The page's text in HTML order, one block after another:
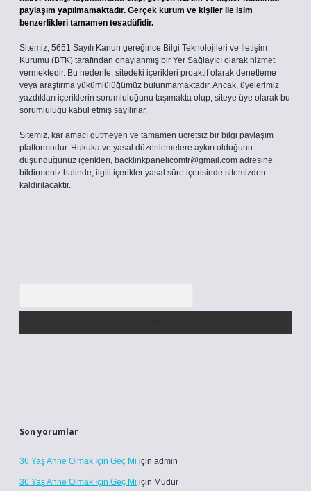
paylaşım yapılmamaktadır. Gerçek kurum ve kişiler ile isim
benzerlikleri tamamen tesadüfidir.
Sitemiz, 5651 Sayılı Kanun gereğince Bilgi Teknolojileri ve İletişim
Kurumu (BTK) tarafından onaylanmış bir Yer Sağlayıcı olarak hizmet
vermektedir. Bu nedenle, sitedeki içerikleri proaktif olarak denetleme
veya araştırma yükümlülüğümüz bulunmamaktadır. Ancak, üyelerimiz
yazdıkları içeriklerin sorumluluğunu taşımakta olup, siteye üye olarak bu
sorumluluğu kabul etmiş sayılırlar.
Sitemiz, kar amacı gütmeyen ve tamamen ücretsiz bir bilgi paylaşım
platformudur. Hukuka ve yasal düzenlemelere aykırı olduğunu
düşündüğünüz içerikleri, backlinkpanelicomtr@gmail.com adresine
bildirmeniz halinde, ilgili içerikler yasal süre içerisinde sitemizden
kaldırılacaktır.
Son yorumlar
36 Yaş Anne Olmak Için Geç Mi için admin
36 Yaş Anne Olmak Için Geç Mi için Müdür